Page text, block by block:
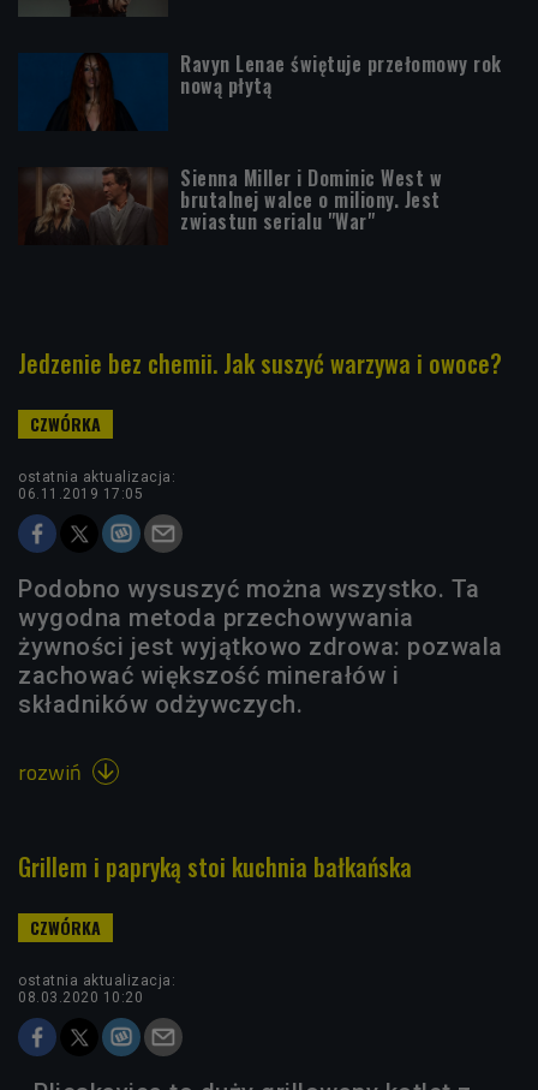
Ravyn Lenae świętuje przełomowy rok
nową płytą
Sienna Miller i Dominic West w
brutalnej walce o miliony. Jest
zwiastun serialu "War"
Jedzenie bez chemii. Jak suszyć warzywa i owoce?
ostatnia aktualizacja:
06.11.2019 17:05
Podobno wysuszyć można wszystko. Ta
wygodna metoda przechowywania
żywności jest wyjątkowo zdrowa: pozwala
zachować większość minerałów i
składników odżywczych.
rozwiń 
Grillem i papryką stoi kuchnia bałkańska
ostatnia aktualizacja:
08.03.2020 10:20